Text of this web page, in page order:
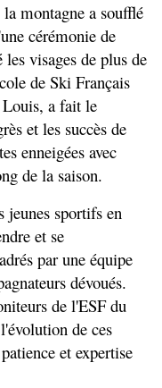
montagne a soufflé
cérémonie de
visages de plus de
de Ski Français
Louis, a fait le
et les succès de
enneigées avec
de la saison.
jeunes sportifs en
et se
par une équipe
dévoués.
de l'ESF du
de ces
et expertise